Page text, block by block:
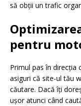
să obții un trafic
pentru
Primul pas în direcția
asiguri că site-ul tău
căutare. Dacă îți
ușor atunci când